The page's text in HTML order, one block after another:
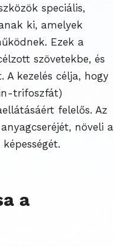
speciális,
ki, amelyek
Ezek a
szövetekbe, és
kezelés célja, hogy
trifoszfát)
felelős. Az
növeli a
a